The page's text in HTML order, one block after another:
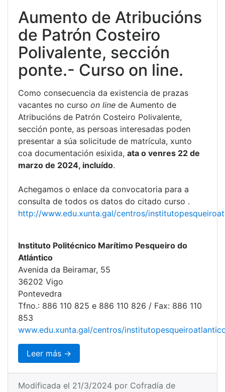
Aumento de Atribucións
de Patrón Costeiro
Polivalente, sección
ponte.- Curso on line.
Como consecuencia da existencia de prazas
vacantes no curso on line de Aumento de
Atribucións de Patrón Costeiro Polivalente,
sección ponte, as persoas interesadas poden
presentar a súa solicitude de matrícula, xunto
coa documentación esixida, ata o venres 22 de
marzo de 2024, incluído.
Achegamos o enlace da convocatoria para a
consulta de todos os datos do citado curso .
http://www.edu.xunta.gal/centros/
Instituto Politécnico Marítimo Pesqueiro do
Atlántico
Avenida da Beiramar, 55
36202 Vigo
Pontevedra
Tfno.: 886 110 825 e 886 110 826 / Fax: 886 110
853
www.edu.xunta.gal/centros/
Leer más →
Modificada el 21/3/2024 por Cofradía de